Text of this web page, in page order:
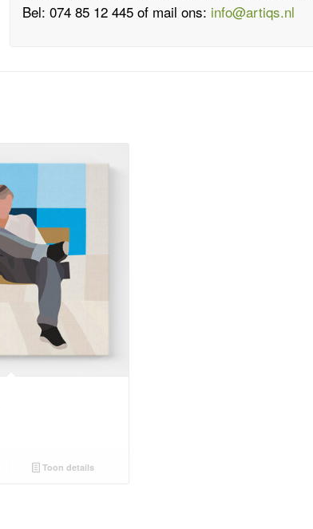
Bel: 074 85 12 445 of mail ons: info@artiqs.nl
Toon details